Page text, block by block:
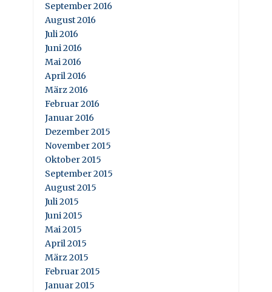
September 2016
August 2016
Juli 2016
Juni 2016
Mai 2016
April 2016
März 2016
Februar 2016
Januar 2016
Dezember 2015
November 2015
Oktober 2015
September 2015
August 2015
Juli 2015
Juni 2015
Mai 2015
April 2015
März 2015
Februar 2015
Januar 2015